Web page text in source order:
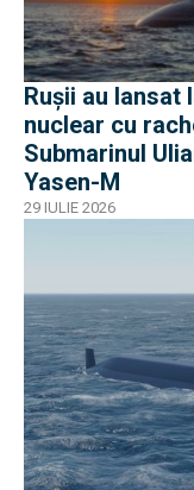
Rușii au lansat
nuclear cu
Submarinul
Yasen-M
29 IULIE 2026